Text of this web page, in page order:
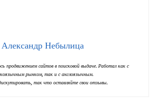
Александр Небылица
продвижением сайтов в поисковой выдаче. Работал как с
рынком, так и с англоязычным.
так что оставляйте свои отзывы.